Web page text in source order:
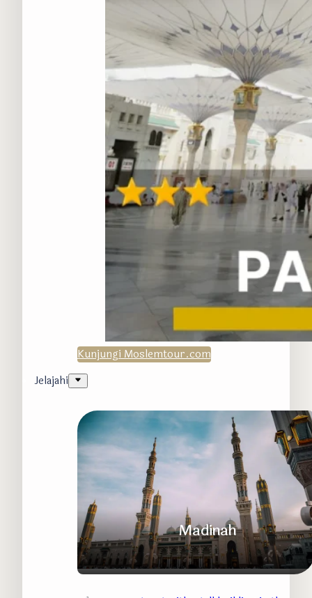
Kunjungi Moslemtour.com
Jelajahi
Madinah